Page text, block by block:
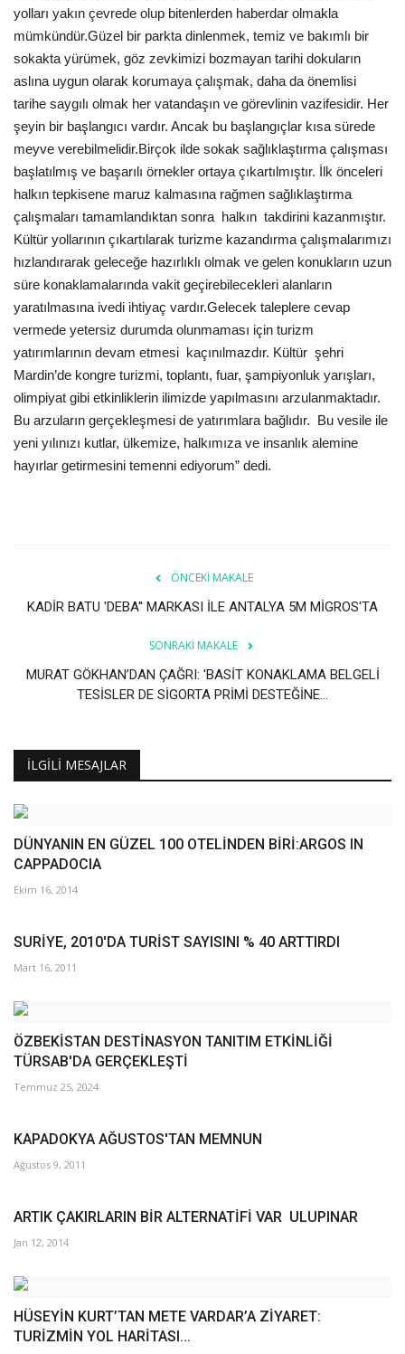
Yorumlar
Video Tanıtım
Köşe Yazarları
Galeri
yolları yakın çevrede olup bitenlerden haberdar olmakla
mümkündür.Güzel bir parkta dinlenmek, temiz ve bakımlı bir
sokakta yürümek, göz zevkimizi bozmayan tarihi dokuların
aslına uygun olarak korumaya çalışmak, daha da önemlisi
tarihe saygılı olmak her vatandaşın ve görevlinin vazifesidir. Her
şeyin bir başlangıcı vardır. Ancak bu başlangıçlar kısa sürede
meyve verebilmelidir.Birçok ilde sokak sağlıklaştırma çalışması
başlatılmış ve başarılı örnekler ortaya çıkartılmıştır. İlk önceleri
halkın tepkisene maruz kalmasına rağmen sağlıklaştırma
çalışmaları tamamlandıktan sonra halkın takdirini kazanmıştır.
Kültür yollarının çıkartılarak turizme kazandırma çalışmalarımızı
hızlandırarak geleceğe hazırlıklı olmak ve gelen konukların uzun
süre konaklamalarında vakit geçirebilecekleri alanların
yaratılmasına ivedi ihtiyaç vardır.Gelecek taleplere cevap
vermede yetersiz durumda olunmaması için turizm
yatırımlarının devam etmesi kaçınılmazdır. Kültür şehri
Mardin’de kongre turizmi, toplantı, fuar, şampiyonluk yarışları,
olimpiyat gibi etkinliklerin ilimizde yapılmasını arzulanmaktadır.
Bu arzuların gerçekleşmesi de yatırımlara bağlıdır. Bu vesile ile
yeni yılınızı kutlar, ülkemize, halkımıza ve insanlık alemine
hayırlar getirmesini temenni ediyorum” dedi.
ÖNCEKI MAKALE
KADİR BATU 'DEBA'' MARKASI İLE ANTALYA 5M MİGROS'TA
SONRAKI MAKALE
MURAT GÖKHAN’DAN ÇAĞRI: 'BASİT KONAKLAMA BELGELİ
TESİSLER DE SİGORTA PRİMİ DESTEĞİNE...
İLGILI MESAJLAR
DÜNYANIN EN GÜZEL 100 OTELİNDEN BİRİ:ARGOS IN
CAPPADOCIA
Ekim 16, 2014
SURİYE, 2010'DA TURİST SAYISINI % 40 ARTTIRDI
Mart 16, 2011
ÖZBEKİSTAN DESTİNASYON TANITIM ETKİNLİĞİ
TÜRSAB'DA GERÇEKLEŞTİ
Temmuz 25, 2024
KAPADOKYA AĞUSTOS'TAN MEMNUN
Ağustos 9, 2011
ARTIK ÇAKIRLARIN BİR ALTERNATİFİ VAR  ULUPINAR 
Jan 12, 2014
HÜSEYİN KURT’TAN METE VARDAR’A ZİYARET:
TURİZMİN YOL HARİTASI...